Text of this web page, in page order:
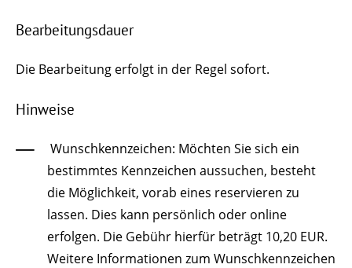
Bearbeitungsdauer
Die Bearbeitung erfolgt in der Regel sofort.
Hinweise
Wunschkennzeichen: Möchten Sie sich ein
bestimmtes Kennzeichen aussuchen, besteht
die Möglichkeit, vorab eines reservieren zu
lassen. Dies kann persönlich oder online
erfolgen. Die Gebühr hierfür beträgt 10,20 EUR.
Weitere Informationen zum Wunschkennzeichen